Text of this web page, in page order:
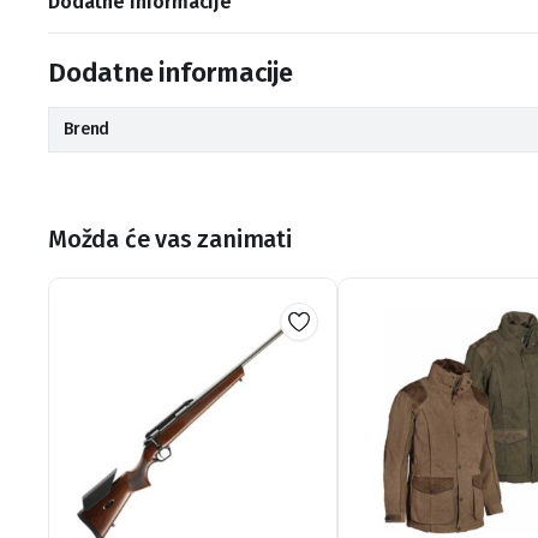
Dodatne informacije
Brend
Možda će vas zanimati